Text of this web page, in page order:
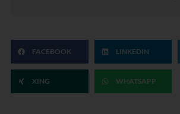
FACEBOOK LINKEDIN
XING WHATSAPP